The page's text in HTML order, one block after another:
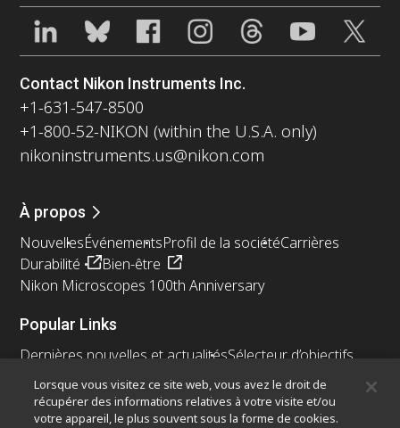
Contact Nikon Instruments Inc.
+1-631-547-8500
+1-800-52-NIKON (within the U.S.A. only)
nikoninstruments.us@nikon.com
À propos
NouvellesÉvénementsProfil de la sociétéCarrières
Durabilité
Bien-être
Nikon Microscopes 100th Anniversary
Popular Links
Dernières nouvelles et actualitésSélecteur d’objectifs
Resolution Calculator
PubScope
Nikon Small World
MicroscopyU
Lorsque vous visitez ce site web, vous avez le droit de
récupérer des informations relatives à votre visite et/ou
votre appareil, le plus souvent sous la forme de cookies.